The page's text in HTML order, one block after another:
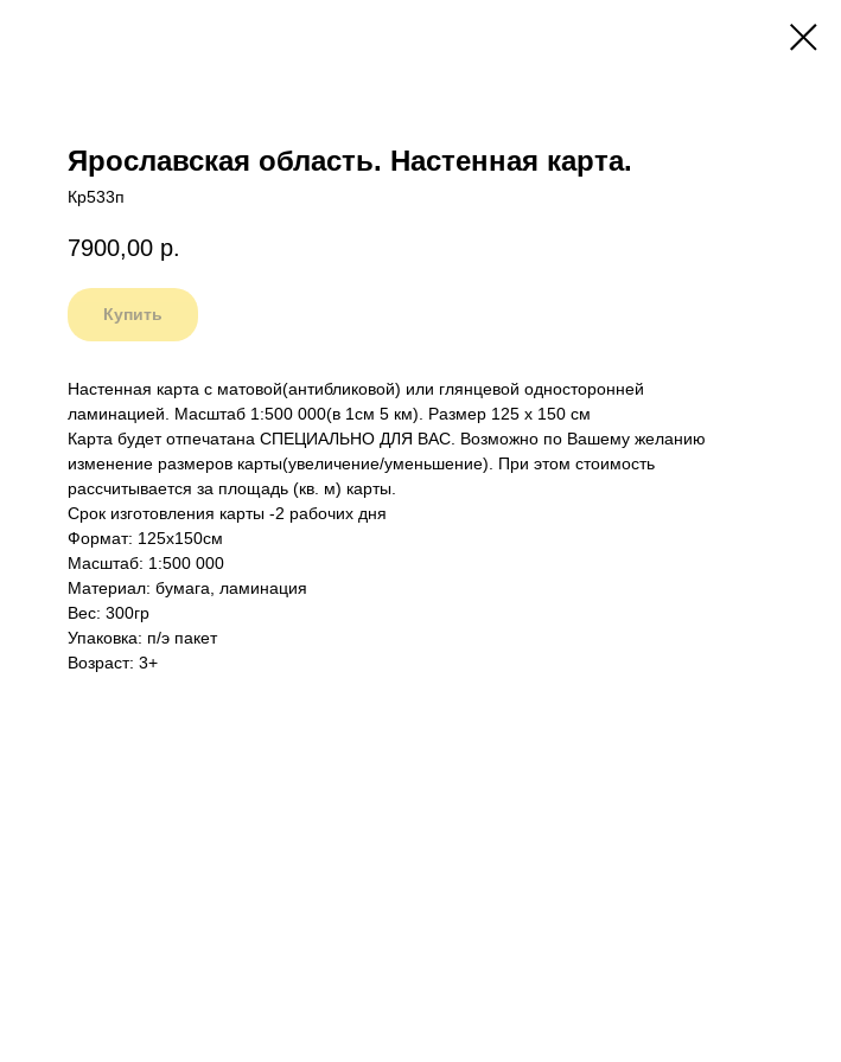
Ярославская область. Настенная карта.
Кр533п
7900,00 р.
Купить
Настенная карта с матовой(антибликовой) или глянцевой односторонней
ламинацией. Масштаб 1:500 000(в 1см 5 км). Размер 125 х 150 см
Карта будет отпечатана СПЕЦИАЛЬНО ДЛЯ ВАС. Возможно по Вашему желанию
изменение размеров карты(увеличение/уменьшение). При этом стоимость
рассчитывается за площадь (кв. м) карты.
Срок изготовления карты -2 рабочих дня
Формат: 125х150см
Масштаб: 1:500 000
Материал: бумага, ламинация
Вес: 300гр
Упаковка: п/э пакет
Возраст: 3+